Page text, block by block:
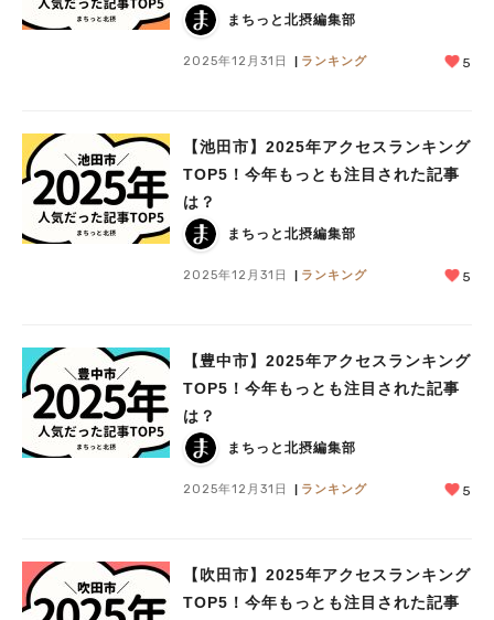
まちっと北摂編集部
2025年12月31日 ランキング 5
【池田市】2025年アクセスランキング
TOP5！今年もっとも注目された記事
は？
まちっと北摂編集部
2025年12月31日 ランキング 5
【豊中市】2025年アクセスランキング
TOP5！今年もっとも注目された記事
は？
まちっと北摂編集部
2025年12月31日 ランキング 5
【吹田市】2025年アクセスランキング
TOP5！今年もっとも注目された記事